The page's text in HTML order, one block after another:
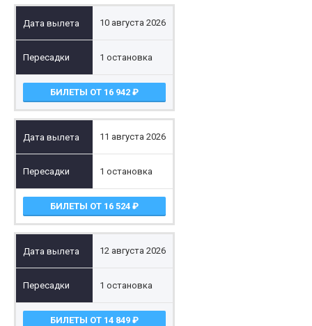
10 августа 2026
1 остановка
БИЛЕТЫ ОТ 16 942
11 августа 2026
1 остановка
БИЛЕТЫ ОТ 16 524
12 августа 2026
1 остановка
БИЛЕТЫ ОТ 14 849